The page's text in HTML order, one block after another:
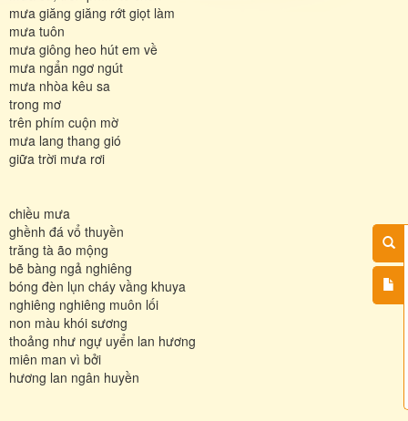
mưa giăng giăng rớt giọt làm
mưa tuôn
mưa giông heo hút em về
mưa ngẩn ngơ ngút
mưa nhòa kêu sa
trong mơ
trên phím cuộn mờ
mưa lang thang gió
giữa trời mưa rơi
chiều mưa
ghềnh đá vổ thuyền
trăng tà ão mộng
bẽ bàng ngả nghiêng
bóng đèn lụn cháy vầng khuya
nghiêng nghiêng muôn lối
non màu khói sương
thoảng như ngự uyển lan hương
miên man vì bởi
hương lan ngân huyền